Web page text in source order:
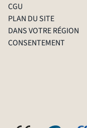
CGU
PLAN DU SITE
DANS VOTRE RÉGION
CONSENTEMENT